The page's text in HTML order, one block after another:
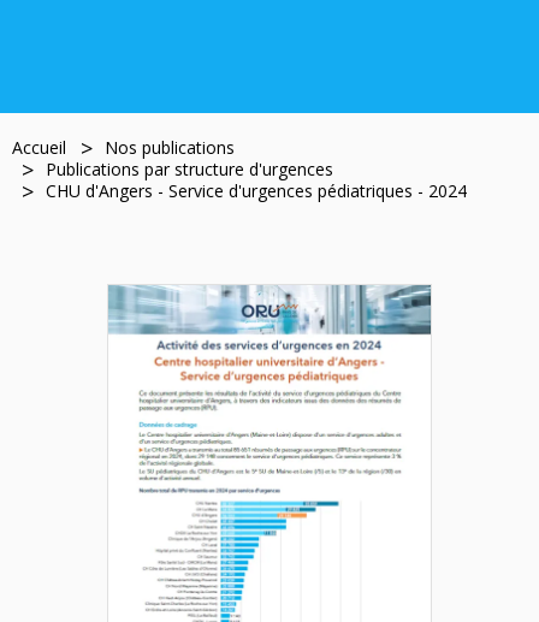
Accueil
Nos publications
Publications par structure d'urgences
CHU d'Angers - Service d'urgences pédiatriques - 2024